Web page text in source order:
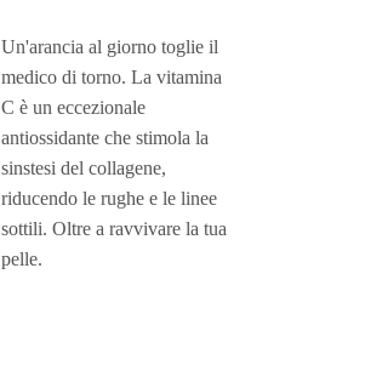
Un'arancia al giorno toglie il
medico di torno. La vitamina
C è un eccezionale
antiossidante che stimola la
sinstesi del collagene,
riducendo le rughe e le linee
sottili. Oltre a ravvivare la tua
pelle.